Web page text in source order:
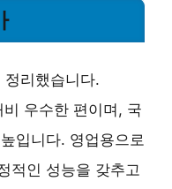
리했습니다.
우수한 편이며, 국
입니다. 영업용으로
적인 성능을 갖추고